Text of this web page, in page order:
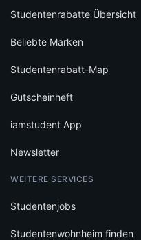
Studentenrabatte Übersicht
Beliebte Marken
Studentenrabatt-Map
Gutscheinheft
iamstudent App
Newsletter
WEITERE SERVICES
Studentenjobs
Studentenwohnheim finden